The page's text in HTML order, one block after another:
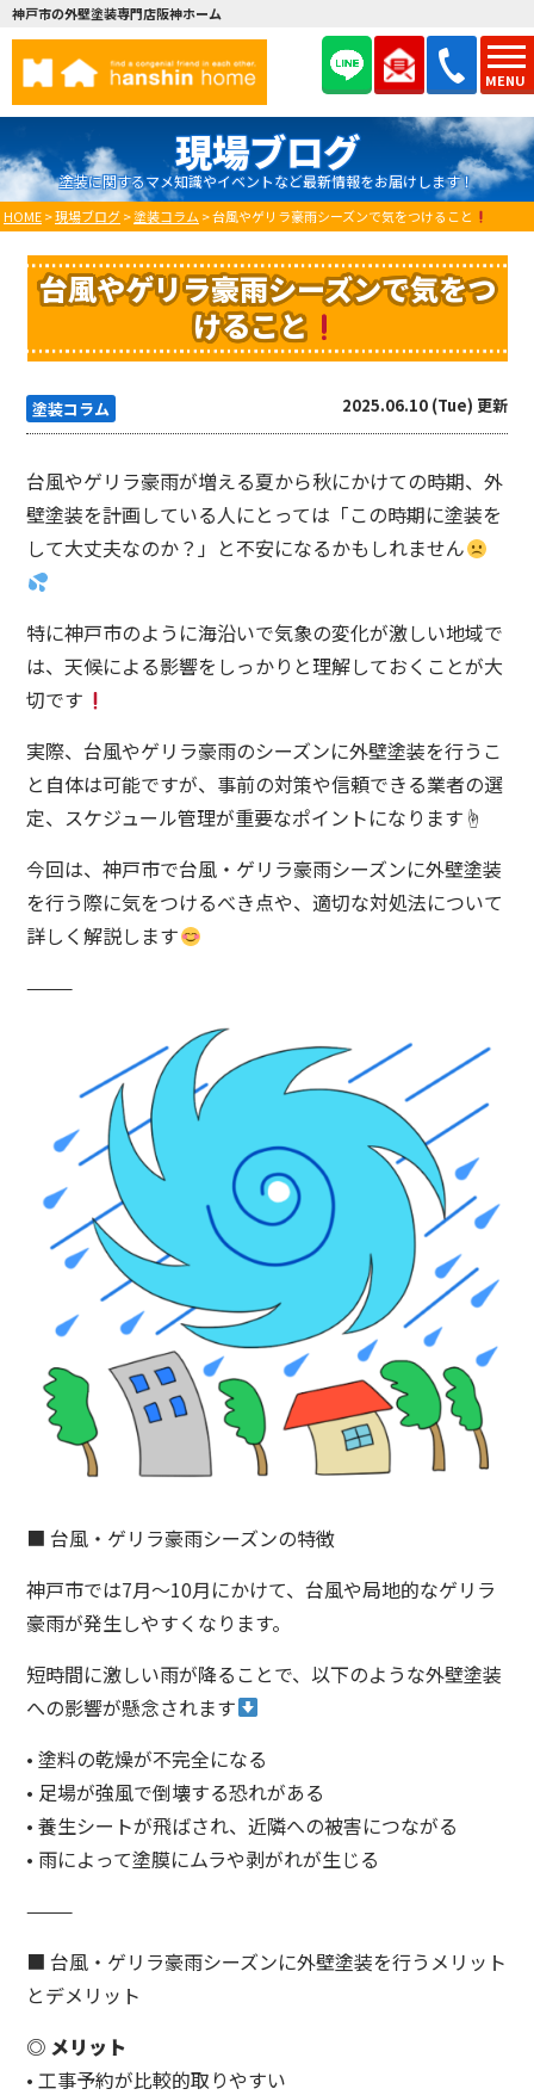
MENU
神戸市の外壁塗装専門店阪神ホーム
現場ブログ
塗装に関するマメ知識やイベントなど最新情報をお届けします！
HOME>現場ブログ>塗装コラム >台風やゲリラ豪雨シーズンで気をつけること
台風やゲリラ豪雨シーズンで気をつ
けること
塗装コラム 2025.06.10 (Tue) 更新
台風やゲリラ豪雨が増える夏から秋にかけての時期、外
壁塗装を計画している人にとっては「この時期に塗装を
して大丈夫なのか？」と不安になるかもしれません
特に神戸市のように海沿いで気象の変化が激しい地域で
は、天候による影響をしっかりと理解しておくことが大
切です
実際、台風やゲリラ豪雨のシーズンに外壁塗装を行うこ
と自体は可能ですが、事前の対策や信頼できる業者の選
定、スケジュール管理が重要なポイントになります☝️
今回は、神戸市で台風・ゲリラ豪雨シーズンに外壁塗装
を行う際に気をつけるべき点や、適切な対処法について
詳しく解説します
⸻
■ 台風・ゲリラ豪雨シーズンの特徴
神戸市では7月〜10月にかけて、台風や局地的なゲリラ
豪雨が発生しやすくなります。
短時間に激しい雨が降ることで、以下のような外壁塗装
への影響が懸念されます
• 塗料の乾燥が不完全になる
• 足場が強風で倒壊する恐れがある
• 養生シートが飛ばされ、近隣への被害につながる
• 雨によって塗膜にムラや剥がれが生じる
⸻
■ 台風・ゲリラ豪雨シーズンに外壁塗装を行うメリット
とデメリット
◎ メリット
• 工事予約が比較的取りやすい